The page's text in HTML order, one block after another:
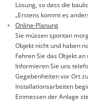
Lösung, so dass die
„Erstens kommt es
Online-Planung
Sie müssen spontan
Objekt nicht und haben
Fahren Sie das Objekt
Informieren Sie uns
Gegebenheiten vor Ort
Installationsarbeiten
Einmessen der Anlage